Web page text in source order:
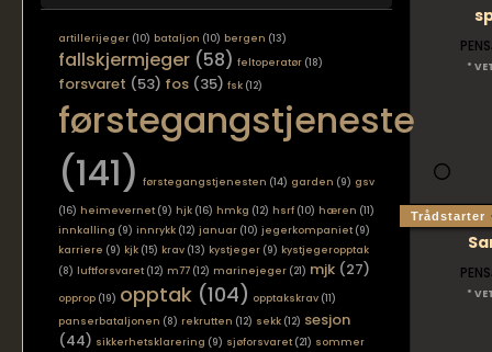
*
Trådstarter
*
artillerijeger (10) bataljon (10) bergen (13)
fallskjermjeger (58) feltoperatør (18)
forsvaret (53) fos (35) fsk (12)
førstegangstjeneste
(141) førstegangstjenesten (14) garden (9) gsv
(16) heimevernet (9) hjk (16) hmkg (12) hsrf (10) hæren (11)
innkalling (9) innrykk (12) januar (10) jegerkompaniet (9)
karriere (9) kjk (15) krav (13) kystjeger (9) kystjegeropptak
(8) luftforsvaret (12) m77 (12) marinejeger (21) mjk (27)
opprop (19) opptak (104) opptakskrav (11)
panserbataljonen (8) rekrutten (12) sekk (12) sesjon
(44) sikkerhetsklarering (9) sjøforsvaret (21) sommer